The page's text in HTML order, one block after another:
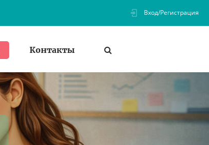
Вход/Регистрация
Контакты